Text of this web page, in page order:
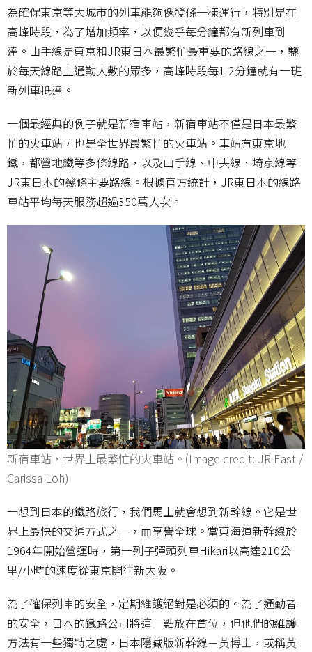
為確保東京等大城市的列車能夠像發條一樣運行，特別是在
高峰時段，為了增加頻率，以便幾乎每分鐘都有新列車到
達。山手線是東京和JR東日本最繁忙最重要的路線之一，鑒
於每天線路上通勤人數的眾多，高峰時段每1-2分鐘就有一班
新列車抵達。
一個最經典的例子就是新宿車站，新宿車站不僅是日本最繁
忙的火車站，也是全世界最繁忙的火車站。車站有東京地
鐵，都營地鐵等多條線路，以及山手線、中央線、埼京線等
JR東日本的幾條主要路線。根據官方統計，JR東日本的線路
車站平均每天服務超過350萬人次。
新宿車站，世界上最繁忙的火車站。(Image credit: JR East /
Carissa Loh)
一想到日本的鐵路旅行，我們馬上就會想到新幹線。它是世
界上最快的交通方式之一，而享譽全球。當東海道新幹線於
1964年開始營運時，第一列子彈頭列車Hikari以高達210公
里/小時的速度從東京開往新大阪。
為了確保列車的安全，定期維護絕對是必須的。為了通勤者
的安全，日本的鐵路公司將這一點放在首位，但他們的維護
方法有一些獨特之處，日本隱藏版新幹線－黃博士，或稱黃